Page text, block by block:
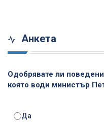
Анкета
Одобрявате ли
която води министър
Да